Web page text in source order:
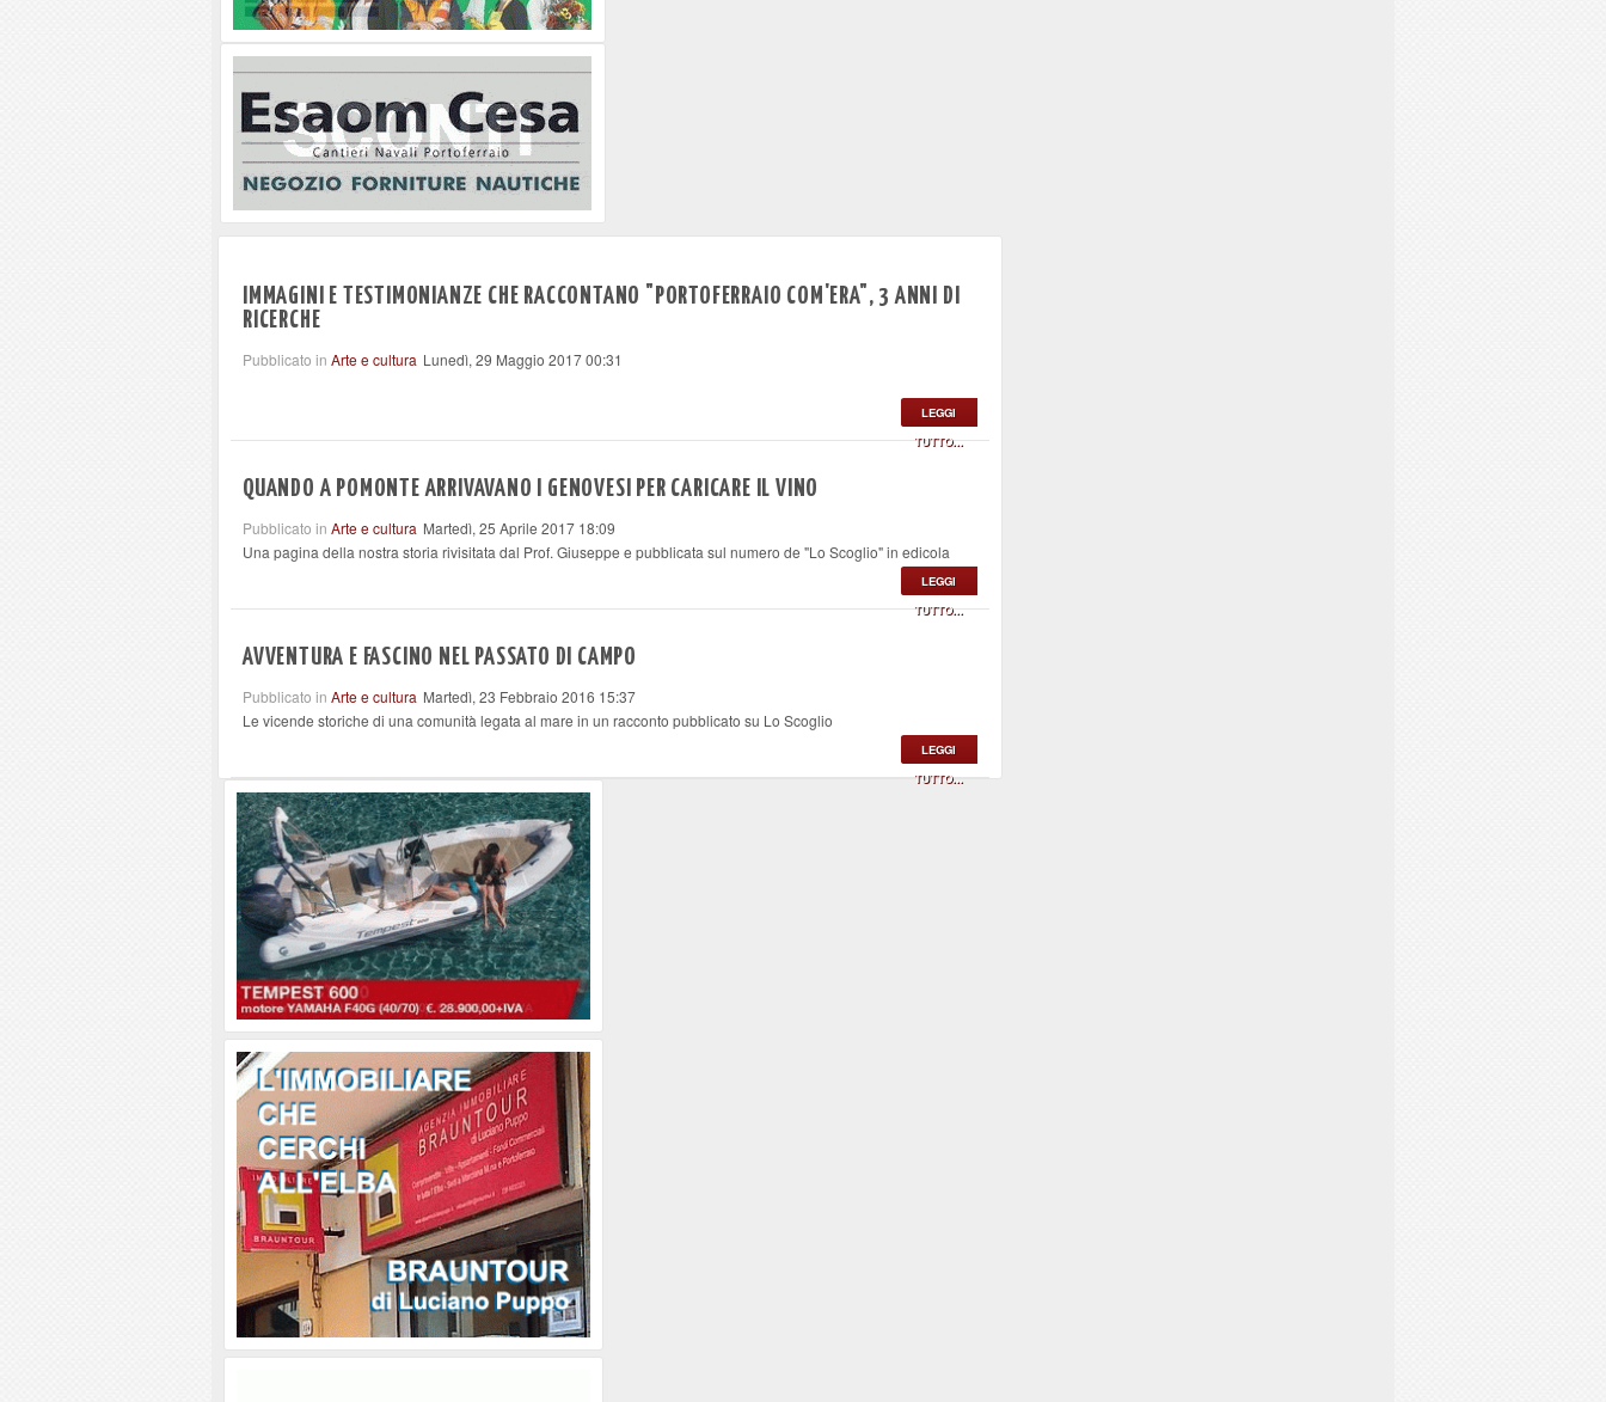
IMMAGINI E TESTIMONIANZE CHE RACCONTANO "PORTOFERRAIO COM'ERA", 3 ANNI DI
RICERCHE
Pubblicato in Arte e cultura Lunedì, 29 Maggio 2017 00:31
LEGGI
TUTTO...
QUANDO A POMONTE ARRIVAVANO I GENOVESI PER CARICARE IL VINO
Pubblicato in Arte e cultura Martedì, 25 Aprile 2017 18:09
Una pagina della nostra storia rivisitata dal Prof. Giuseppe e pubblicata sul numero de "Lo Scoglio" in edicola
LEGGI
TUTTO...
AVVENTURA E FASCINO NEL PASSATO DI CAMPO
Pubblicato in Arte e cultura Martedì, 23 Febbraio 2016 15:37
Le vicende storiche di una comunità legata al mare in un racconto pubblicato su Lo Scoglio
LEGGI
TUTTO...